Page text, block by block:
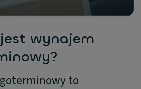
wynajem
to